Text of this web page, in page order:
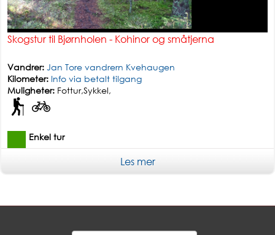
Skogstur til Bjørnholen - Kohinor og småtjerna
Vandrer: Jan Tore vandrern Kvehaugen
Kilometer: Info via betalt tilgang
Muligheter: Fottur,Sykkel,
Enkel tur
Les mer